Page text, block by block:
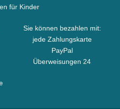
für Kinder
Sie können bezahlen mit:
jede Zahlungskarte
PayPal
Überweisungen 24